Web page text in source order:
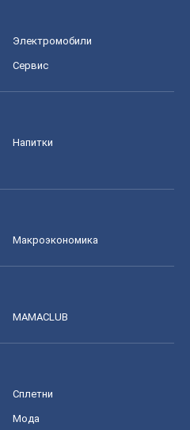
Электромобили
Сервис
Напитки
Mакроэкономика
MAMACLUB
Сплетни
Мода